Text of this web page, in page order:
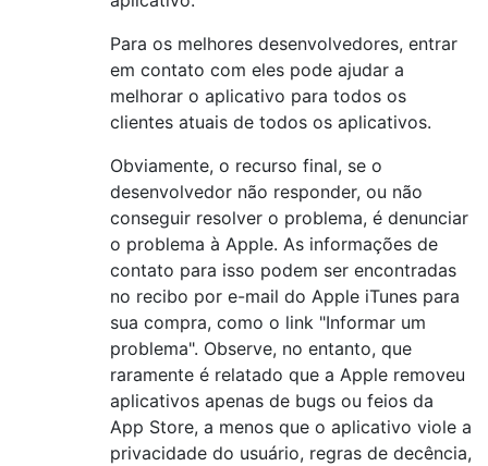
Para os melhores desenvolvedores, entrar
em contato com eles pode ajudar a
melhorar o aplicativo para todos os
clientes atuais de todos os aplicativos.
Obviamente, o recurso final, se o
desenvolvedor não responder, ou não
conseguir resolver o problema, é denunciar
o problema à Apple. As informações de
contato para isso podem ser encontradas
no recibo por e-mail do Apple iTunes para
sua compra, como o link "Informar um
problema". Observe, no entanto, que
raramente é relatado que a Apple removeu
aplicativos apenas de bugs ou feios da
App Store, a menos que o aplicativo viole a
privacidade do usuário, regras de decência,